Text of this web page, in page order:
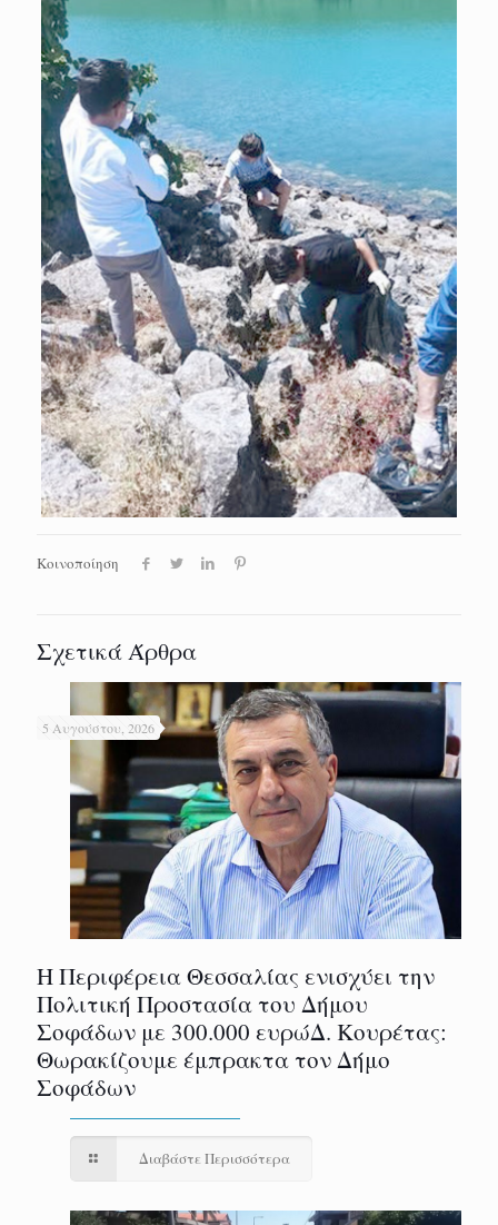
Κοινοποίηση
Σχετικά Άρθρα
5 Αυγούστου, 2026
Η Περιφέρεια Θεσσαλίας ενισχύει την
Πολιτική Προστασία του Δήμου
Σοφάδων με 300.000 ευρώΔ. Κουρέτας:
Θωρακίζουμε έμπρακτα τον Δήμο
Σοφάδων
Διαβάστε Περισσότερα